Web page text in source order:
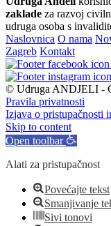
zaklade za razvoj
udruga osoba s
Naslovnica O nama
Zagreb Kontakt
© Udruga ANDJELI -
Pravila privatnosti
Izjava o pristupačnosti
Skip to content
Open toolbar
Alati za pristupačnost
Povećajte tekst
Smanjivanje
Sivi tonovi